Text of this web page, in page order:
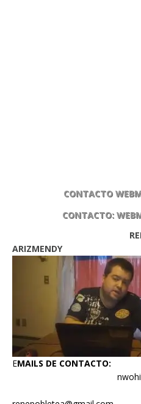
CONTACTO
CONTACTO:
RENE
ARIZMENDY
EMAILS DE CONTACTO: